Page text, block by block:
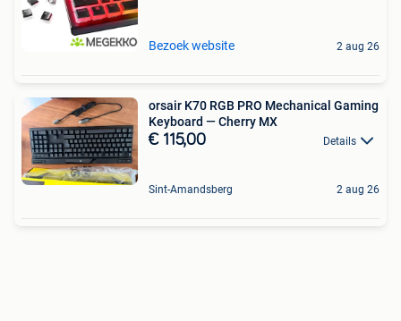
Bezoek website 2 aug 26
orsair K70 RGB PRO Mechanical Gaming
Keyboard — Cherry MX
€ 115,00 Details
Sint-Amandsberg 2 aug 26